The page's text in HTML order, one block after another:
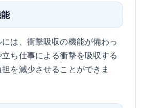
は、衝撃吸収の機能が備わっ
ち仕事による衝撃を吸収する
を減少させることができま